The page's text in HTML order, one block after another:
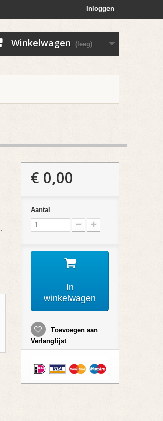
Inloggen
Winkelwagen (leeg)
€ 0,00
Aantal
In
winkelwagen
Toevoegen aan
Verlanglijst